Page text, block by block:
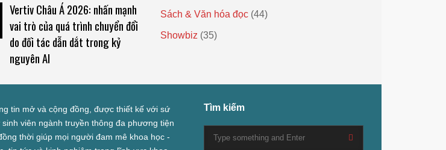
Vertiv Châu Á 2026: nhấn mạnh
vai trò của quá trình chuyển đổi
do đối tác dẫn dắt trong kỷ
nguyên AI
Sách & Văn hóa đọc (44)
Showbiz (35)
tin mở và cộng đồng, được thiết kế với sứ
viên ngành truyền thông đa phương tiện
thời giúp mọi người đam mê khoa học -
Tìm kiếm